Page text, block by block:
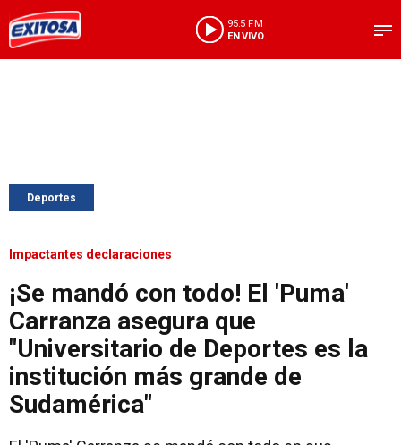
95.5 FM
EN VIVO
Deportes
Impactantes declaraciones
¡Se mandó con todo! El 'Puma'
Carranza asegura que
"Universitario de Deportes es la
institución más grande de
Sudamérica"